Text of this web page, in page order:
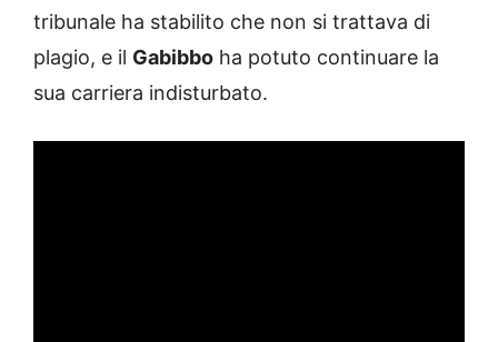
tribunale ha stabilito che non si trattava di
plagio, e il Gabibbo ha potuto continuare la
sua carriera indisturbato.